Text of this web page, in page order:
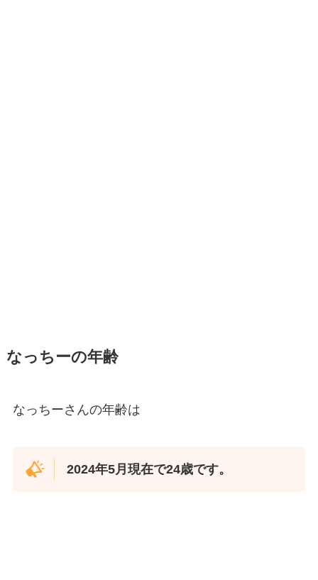
なっちーの年齢
なっちーさんの年齢は
2024年5月現在で24歳です。